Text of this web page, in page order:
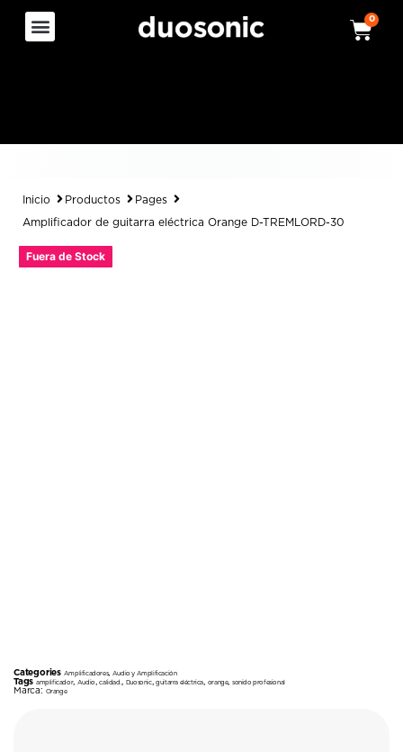
0
Inicio Productos Pages
Amplificador de guitarra eléctrica Orange D-TREMLORD-30
Fuera de Stock
Categories Amplificadores, Audio y Amplificación
Tags amplificador, Audio ,calidad. Duosonic,guitarra eléctrica orange, sonido profesional
Marca: Orange